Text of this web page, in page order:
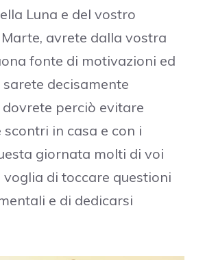
Luna e del vostro
avrete dalla vostra
fonte di motivazioni ed
sarete decisamente
perciò evitare
in casa e con i
giornata molti di voi
di toccare questioni
e di dedicarsi